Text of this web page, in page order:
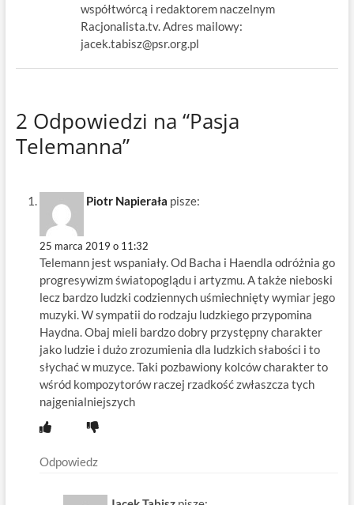
współtwórcą i redaktorem naczelnym
Racjonalista.tv. Adres mailowy:
jacek.tabisz@psr.org.pl
2 Odpowiedzi na “Pasja
Telemanna”
Piotr Napierała pisze:
25 marca 2019 o 11:32
Telemann jest wspaniały. Od Bacha i Haendla odróżnia go
progresywizm światopoglądu i artyzmu. A także nieboski
lecz bardzo ludzki codziennych uśmiechnięty wymiar jego
muzyki. W sympatii do rodzaju ludzkiego przypomina
Haydna. Obaj mieli bardzo dobry przystępny charakter
jako ludzie i dużo zrozumienia dla ludzkich słabości i to
słychać w muzyce. Taki pozbawiony kolców charakter to
wśród kompozytorów raczej rzadkość zwłaszcza tych
najgenialniejszych
Odpowiedz